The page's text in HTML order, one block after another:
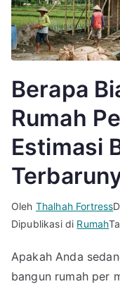
Berapa
Rumah
Estimasi
Oleh Thalhah Fortress
Dipublikasi di Rumah
Apakah Anda
bangun rumah per